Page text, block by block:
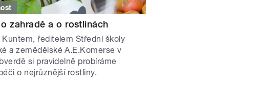
zahradě a o rostlinách
Kuntem, ředitelem Střední školy
a zemědělské A.E.Komerse v
si pravidelně probíráme
o nejrůznější rostliny.